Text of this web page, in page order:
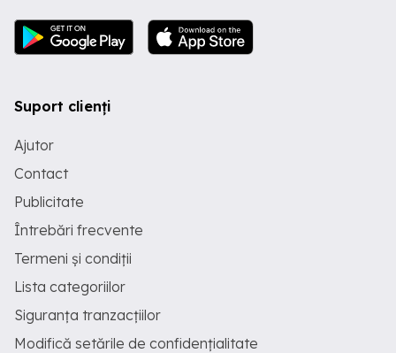
Suport clienți
Ajutor
Contact
Publicitate
Întrebări frecvente
Termeni și condiții
Lista categoriilor
Siguranța tranzacțiilor
Modifică setările de confidențialitate